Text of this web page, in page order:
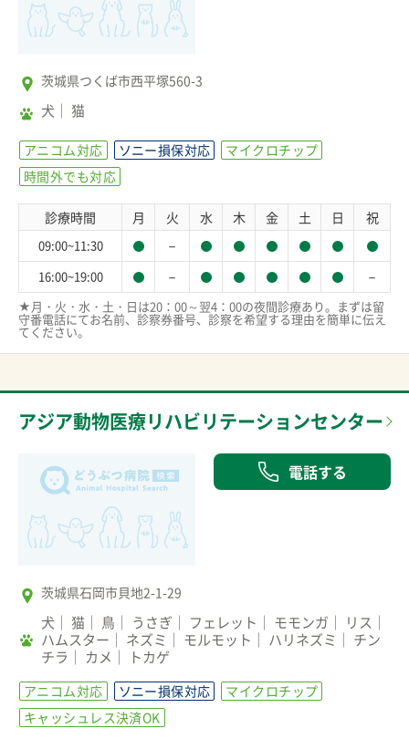
茨城県つくば市西平塚560-3
犬 猫
アニコム対応 ソニー損保対応
マイクロチップ
時間外でも対応
診療時間 月 火 水 木 金 土 日 祝
09:00~11:30 －
16:00~19:00 － －
★月・火・水・土・日は20：00～翌4：00の夜間診療あり。まずは留
守番電話にてお名前、診察券番号、診察を希望する理由を簡単に伝え
てください。
アジア動物医療リハビリテーションセンター
電話する
茨城県石岡市貝地2-1-29
犬 猫 鳥 うさぎ フェレット モモンガ
リス
ハムスター
ネズミ モルモット ハリネズミ
チン
チラ
カメ トカゲ
アニコム対応 ソニー損保対応
マイクロチップ
キャッシュレス決済OK